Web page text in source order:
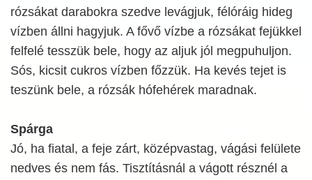
rózsákat darabokra szedve levágjuk, félóráig hideg
vízben állni hagyjuk. A fővő vízbe a rózsákat fejükkel
felfelé tesszük bele, hogy az aljuk jól megpuhuljon.
Sós, kicsit cukros vízben főzzük. Ha kevés tejet is
teszünk bele, a rózsák hófehérek maradnak.
Spárga
Jó, ha fiatal, a feje zárt, középvastag, vágási felülete
nedves és nem fás. Tisztításnál a vágott résznél a